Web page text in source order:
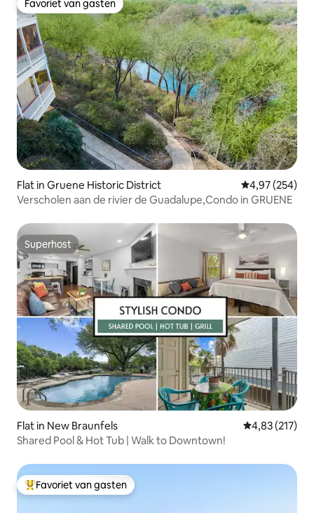
Favoriet van gasten
Favoriet van gasten
Flat in Gruene Historic District Gemiddelde
4,97 (254)
Verscholen aan de rivier de Guadalupe,Condo in GRUENE
Superhost
Superhost
Flat in New Braunfels Gemiddelde
4,83 (217)
Shared Pool & Hot Tub | Walk to Downtown!
Topfavoriet van gasten
Favoriet van gasten